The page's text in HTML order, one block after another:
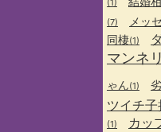
(1)
(7) メッ
同棲(1)
マンネリ
ゃん(1)
ツイチ子
(1) カッ